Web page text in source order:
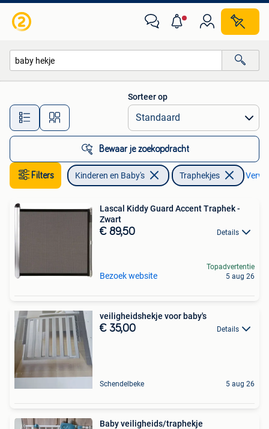
Alle afstanden…
Sorteer op
Bewaar je zoekopdracht
Filters Kinderen en Baby's Traphekjes
Lascal Kiddy Guard Accent Traphek -
Zwart
€ 89,50 Details
Bezoek website
Topadvertentie
5 aug 26
veiligheidshekje voor baby's
€ 35,00 Details
Schendelbeke 5 aug 26
Baby veiligheids/traphekje